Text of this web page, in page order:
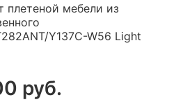
плетеной мебели из
Y137C-W56 Light
руб.